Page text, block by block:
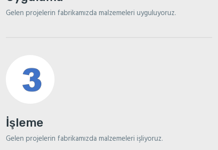
Gelen projelerin fabrikamızda malzemeleri uyguluyoruz.
İşleme
Gelen projelerin fabrikamızda malzemeleri işliyoruz.